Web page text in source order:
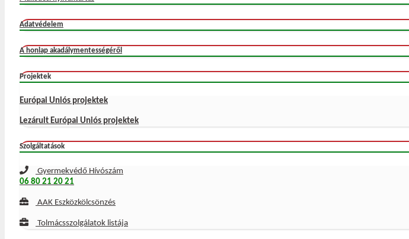
Adatvédelem
A honlap akadálymentességéről
Projektek
Európai Uniós projektek
Lezárult Európai Uniós projektek
Szolgáltatások
Gyermekvédő Hívószám
06 80 21 20 21
AAK Eszközkölcsönzés
Tolmácsszolgálatok listája